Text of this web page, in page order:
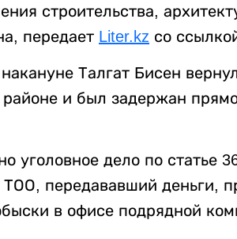
строительства,
передает Liter.kz со
Талгат Бисен
и был задержан
уголовное дело по статье
передававший деньги,
в офисе подрядной